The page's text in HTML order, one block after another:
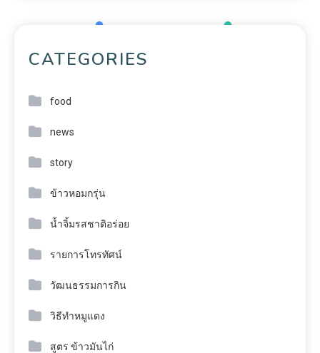
CATEGORIES
food
news
story
ข้าวหอมกรุ่น
น้ำจิ้มรสชาติอร่อย
รายการโทรทัศน์
วัฒนธรรมการกิน
วิธีทำหมูแดง
สูตร ข้าวมันไก่